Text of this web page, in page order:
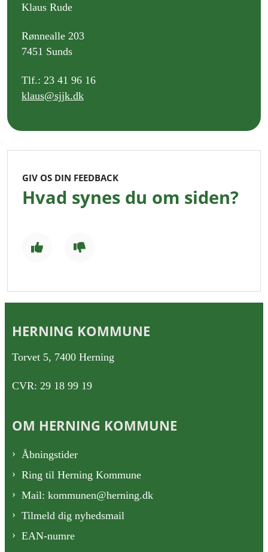
Klaus Rude
Rønnealle 203
7451 Sunds
Tlf.: 23 41 96 16
klaus@sjjk.dk
GIV OS DIN FEEDBACK
Hvad synes du om siden?
HERNING KOMMUNE
Torvet 5, 7400 Herning
CVR: 29 18 99 19
OM HERNING KOMMUNE
Åbningstider
Ring til Herning Kommune
Mail: kommunen@herning.dk
Tilmeld dig nyhedsmail
EAN-numre